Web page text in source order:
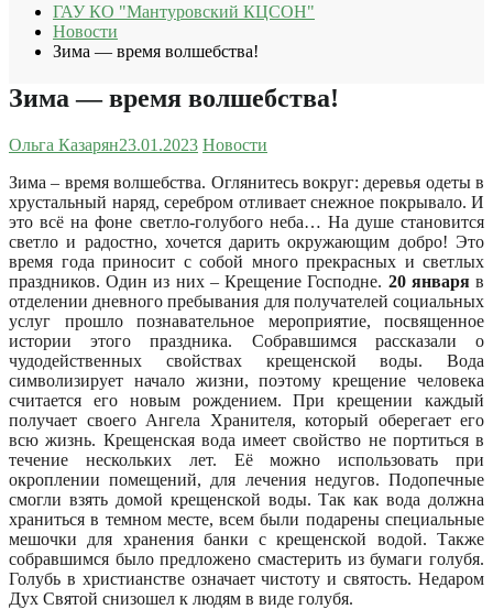
ГАУ КО "Мантуровский КЦСОН"
Новости
Зима — время волшебства!
Зима — время волшебства!
Ольга Казарян23.01.2023 Новости
Зима – время волшебства. Оглянитесь вокруг: деревья одеты в
хрустальный наряд, серебром отливает снежное покрывало. И
это всё на фоне светло-голубого неба… На душе становится
светло и радостно, хочется дарить окружающим добро! Это
время года приносит с собой много прекрасных и светлых
праздников. Один из них – Крещение Господне. 20 январяв
отделении дневного пребывания для получателей социальных
услуг прошло познавательное мероприятие, посвященное
истории этого праздника. Собравшимся рассказали о
чудодейственных свойствах крещенской воды. Вода
символизирует начало жизни, поэтому крещение человека
считается его новым рождением. При крещении каждый
получает своего Ангела Хранителя, который оберегает его
всю жизнь. Крещенская вода имеет свойство не портиться в
течение нескольких лет. Её можно использовать при
окроплении помещений, для лечения недугов. Подопечные
смогли взять домой крещенской воды. Так как вода должна
храниться в темном месте, всем были подарены специальные
мешочки для хранения банки с крещенской водой. Также
собравшимся было предложено смастерить из бумаги голубя.
Голубь в христианстве означает чистоту и святость. Недаром
Дух Святой снизошел к людям в виде голубя.